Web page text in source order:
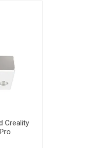
Creality